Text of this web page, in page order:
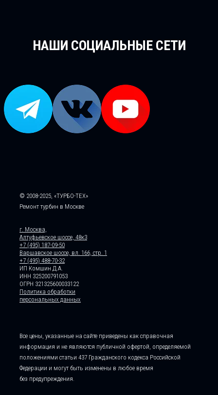
НАШИ СОЦИАЛЬНЫЕ СЕТИ
© 2008-2025, «ТУРБО-ТЕХ»
Ремонт турбин в Москве
г. Москва,
Алтуфьевское шоссе, 48к3
+7 (495) 187-09-50
Варшавское шоссе, вл. 166, стр. 1
+7 (495) 488-70-32
ИП Комшин Д.А.
ИНН 325200791053
ОГРН 321325600033122
Политика обработки
персональных данных
Все цены, указанные на сайте приведены как справочная
информация и не являются публичной офертой, определяемой
положениями статьи 437 Гражданского кодекса Российской
Федерации и могут быть изменены в любое время
без предупреждения.